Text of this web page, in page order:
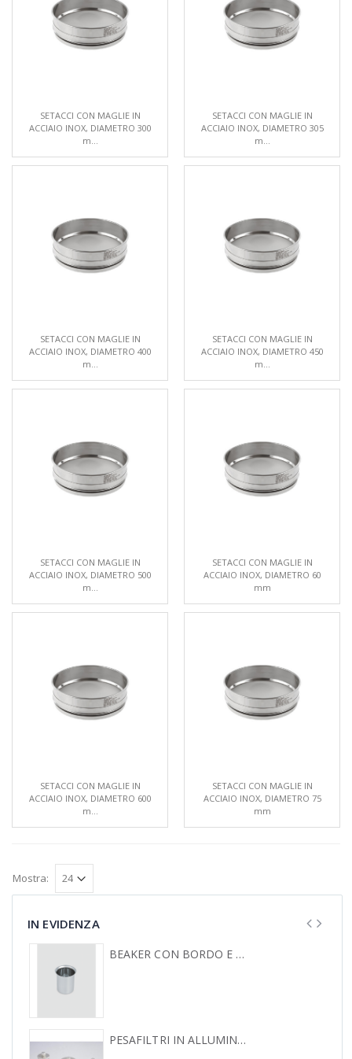
SETACCI CON MAGLIE IN
ACCIAIO INOX, DIAMETRO 300
m...
SETACCI CON MAGLIE IN
ACCIAIO INOX, DIAMETRO 305
m...
SETACCI CON MAGLIE IN
ACCIAIO INOX, DIAMETRO 400
m...
SETACCI CON MAGLIE IN
ACCIAIO INOX, DIAMETRO 450
m...
SETACCI CON MAGLIE IN
ACCIAIO INOX, DIAMETRO 500
m...
SETACCI CON MAGLIE IN
ACCIAIO INOX, DIAMETRO 60
mm
SETACCI CON MAGLIE IN
ACCIAIO INOX, DIAMETRO 600
m...
SETACCI CON MAGLIE IN
ACCIAIO INOX, DIAMETRO 75
mm
Mostra:
IN EVIDENZA
BEAKER CON BORDO E BECCO
PESAFILTRI IN ALLUMINIO CON COPERCHIO